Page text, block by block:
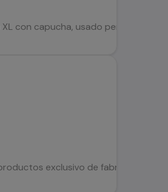
con capucha, usado pero en
productos exclusivo de fabricación